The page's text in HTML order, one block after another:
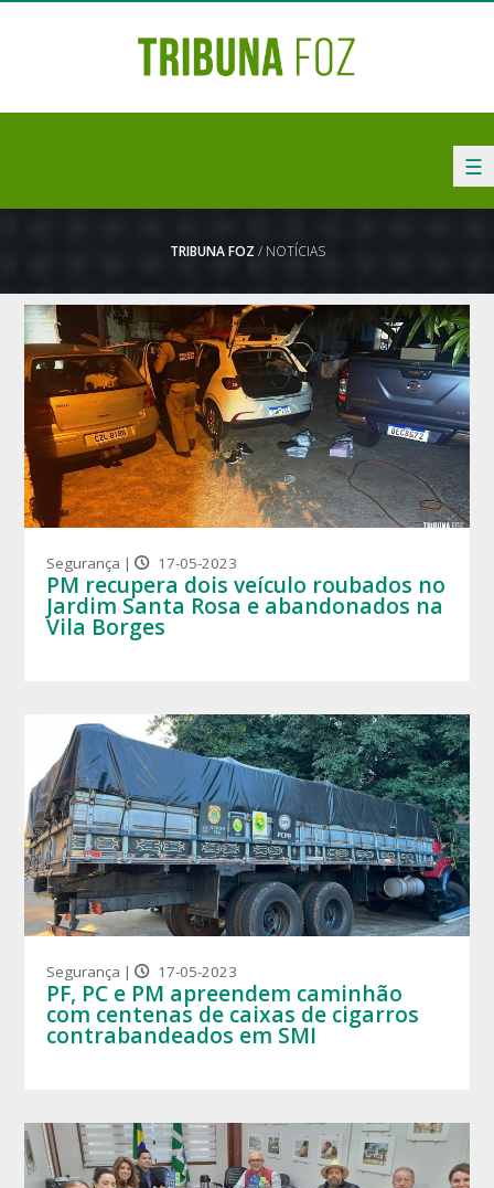
☰
TRIBUNA FOZ / NOTÍCIAS
Segurança | 17-05-2023
PM recupera dois veículo roubados no
Jardim Santa Rosa e abandonados na
Vila Borges
Segurança | 17-05-2023
PF, PC e PM apreendem caminhão
com centenas de caixas de cigarros
contrabandeados em SMI